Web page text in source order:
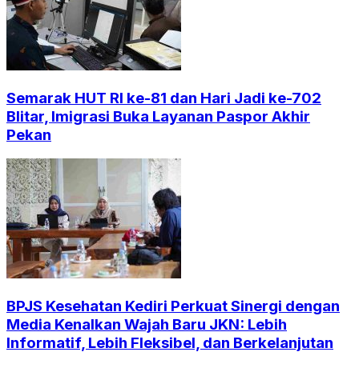
Semarak HUT RI ke-81 dan Hari Jadi ke-702
Blitar, Imigrasi Buka Layanan Paspor Akhir
Pekan
BPJS Kesehatan Kediri Perkuat Sinergi dengan
Media Kenalkan Wajah Baru JKN: Lebih
Informatif, Lebih Fleksibel, dan Berkelanjutan